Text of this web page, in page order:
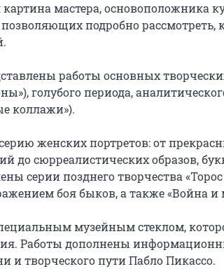
картина мастера, основоположника
позволяющих подробно
работы основных
голубого периода,
коллажи»).
женских портретов: от
до сюрреалистических образов,
серии позднего творчества
боя быков, а также «Война и
музейным стеклом,
Работы дополнены
и творческого пути Пабло Пикассо.